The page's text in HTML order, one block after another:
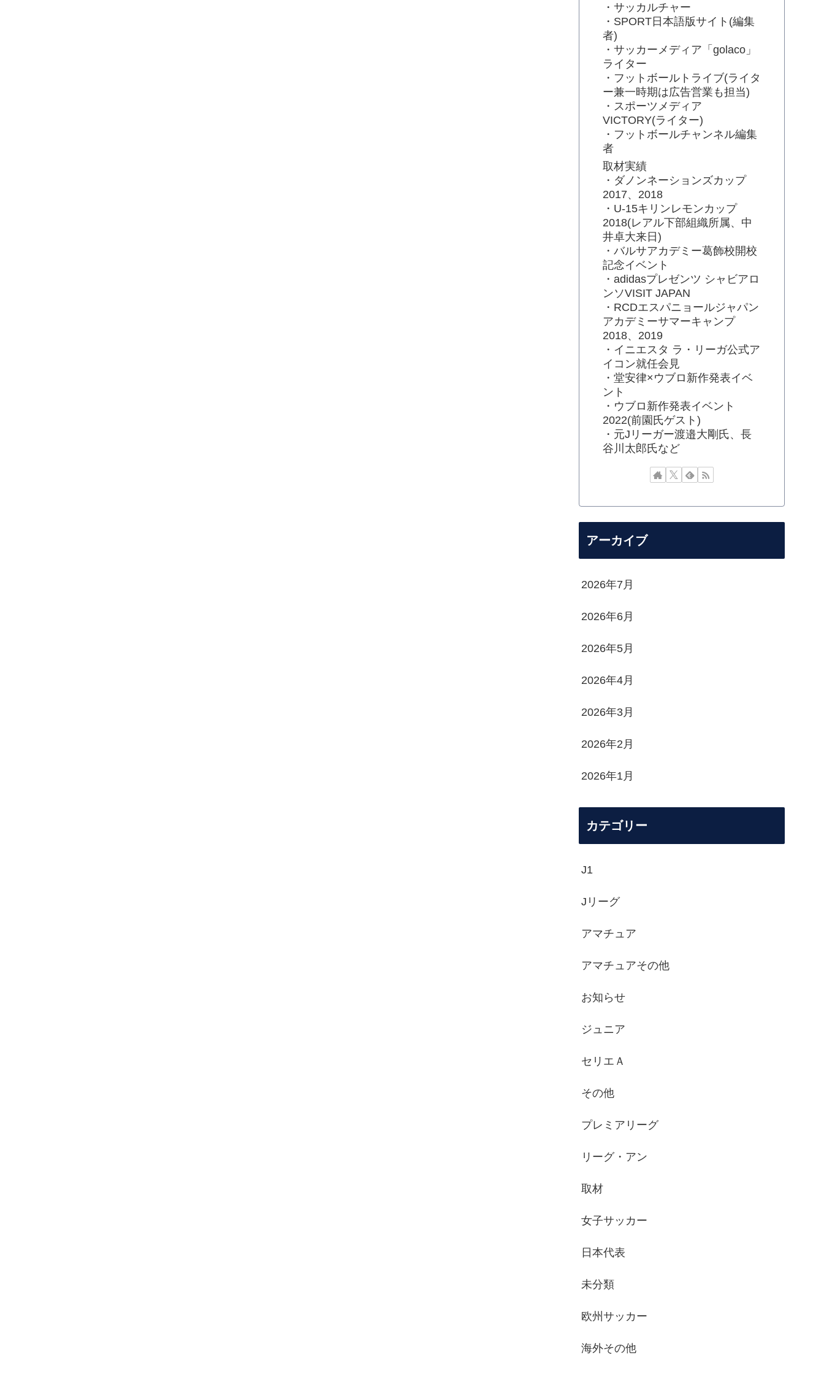
・サッカルチャー
・SPORT日本語版サイト(編集
者)
・サッカーメディア「golaco」
ライター
・フットボールトライブ(ライタ
ー兼一時期は広告営業も担当)
・スポーツメディア
VICTORY(ライター)
・フットボールチャンネル編集
者
取材実績
・ダノンネーションズカップ
2017、2018
・U-15キリンレモンカップ
2018(レアル下部組織所属、中
井卓大来日)
・バルサアカデミー葛飾校開校
記念イベント
・adidasプレゼンツ シャビアロ
ンソVISIT JAPAN
・RCDエスパニョールジャパン
アカデミーサマーキャンプ
2018、2019
・イニエスタ ラ・リーガ公式ア
イコン就任会見
・堂安律×ウブロ新作発表イベ
ント
・ウブロ新作発表イベント
2022(前園氏ゲスト)
・元Jリーガー渡邉大剛氏、長
谷川太郎氏など
アーカイブ
2026年7月
2026年6月
2026年5月
2026年4月
2026年3月
2026年2月
2026年1月
カテゴリー
J1
Jリーグ
アマチュア
アマチュアその他
お知らせ
ジュニア
セリエＡ
その他
プレミアリーグ
リーグ・アン
取材
女子サッカー
日本代表
未分類
欧州サッカー
海外その他